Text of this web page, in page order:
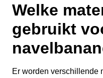
Welke
gebruikt
Er worden verschillende